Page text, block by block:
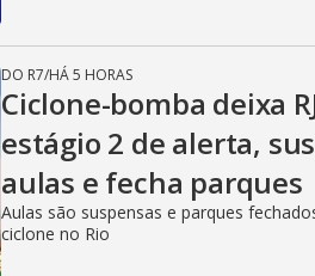
DO R7/HÁ 5 HORAS
Ciclone-bomba deixa
estágio 2 de alerta,
aulas e fecha parques
Aulas são suspensas e parques
ciclone no Rio